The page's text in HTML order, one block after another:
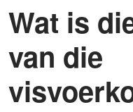
Wat is
van die